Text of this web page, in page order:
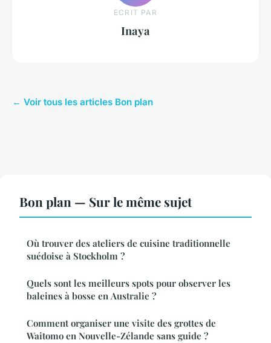
ECRIT PAR
Inaya
← Voir tous les articles Bon plan
Bon plan — Sur le même sujet
Où trouver des ateliers de cuisine traditionnelle
suédoise à Stockholm ?
Quels sont les meilleurs spots pour observer les
baleines à bosse en Australie ?
Comment organiser une visite des grottes de
Waitomo en Nouvelle-Zélande sans guide ?